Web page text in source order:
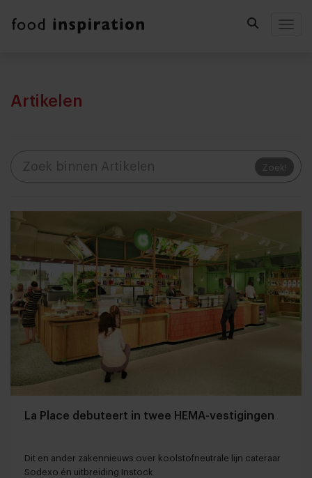
Artikelen
Zoek!
La Place debuteert in twee HEMA-vestigingen
Dit en ander zakennieuws over koolstofneutrale lijn cateraar
Sodexo én uitbreiding Instock